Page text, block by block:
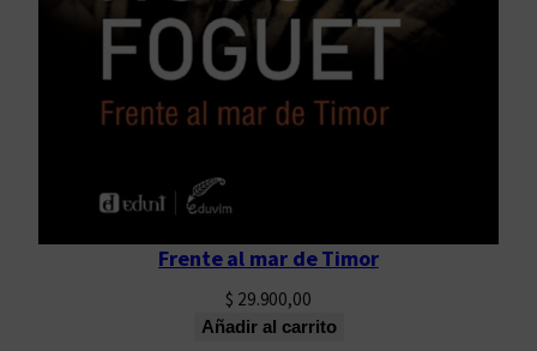
Frente al mar de Timor
$ 29.900,00
Añadir al carrito